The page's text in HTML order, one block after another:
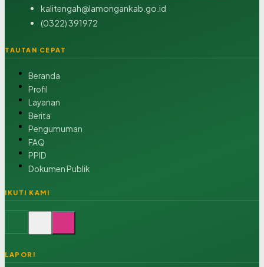
kalitengah@lamongankab.go.id
(0322) 391972
TAUTAN CEPAT
Beranda
Profil
Layanan
Berita
Pengumuman
FAQ
PPID
Dokumen Publik
IKUTI KAMI
LAPOR!